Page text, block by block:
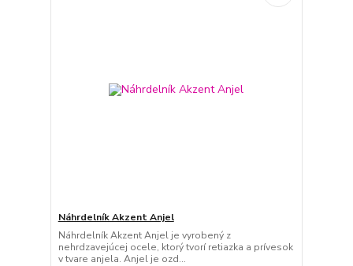
Náhrdelník Akzent Anjel
Náhrdelník Akzent Anjel je vyrobený z
nehrdzavejúcej ocele, ktorý tvorí retiazka a prívesok
v tvare anjela. Anjel je ozd...